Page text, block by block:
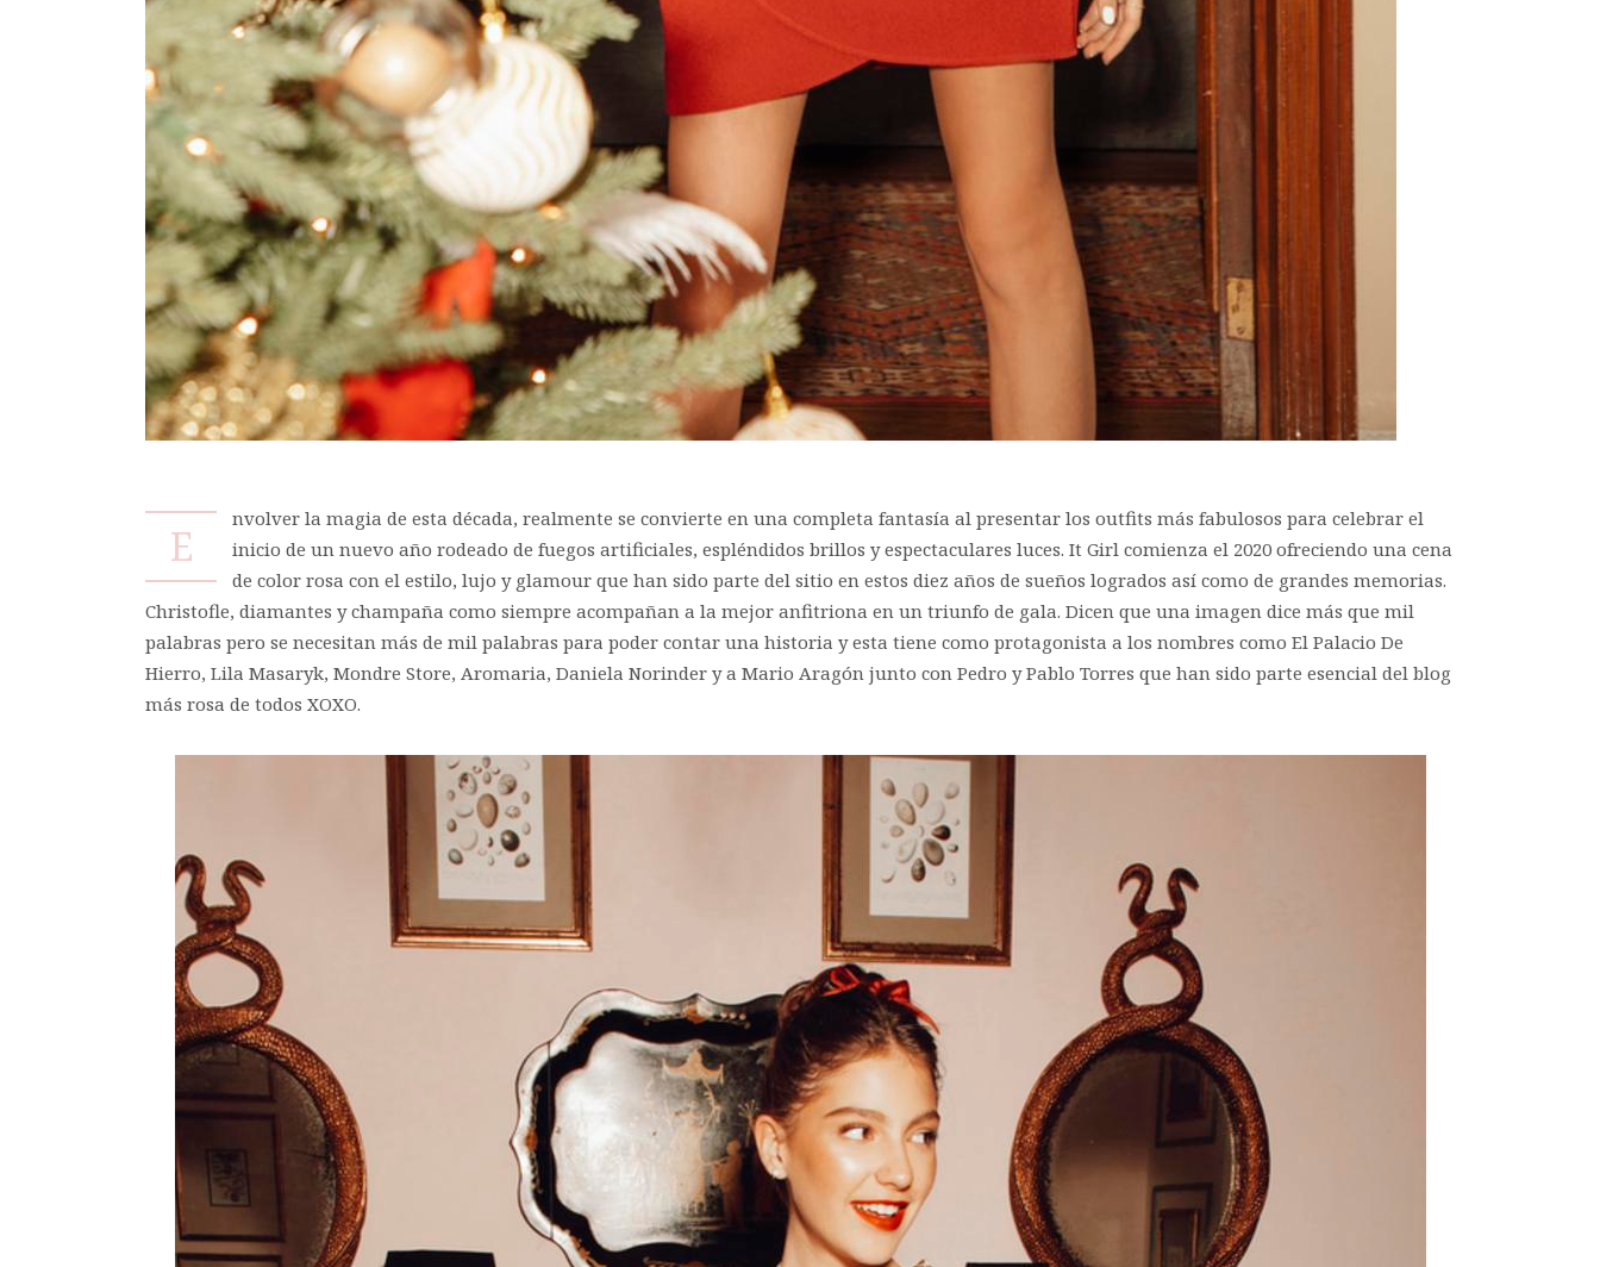
E
​​​​nvolver la magia de esta década, realmente se convierte en una completa fantasía al presentar los outfits más fabulosos para celebrar el
inicio de un nuevo año rodeado de fuegos artificiales, espléndidos brillos y espectaculares luces. It Girl comienza el 2020 ofreciendo una cena
de color rosa con el estilo, lujo y glamour que han sido parte del sitio en estos diez años de sueños logrados así como de grandes memorias.
Christofle, diamantes y champaña como siempre acompañan a la mejor anfitriona en un triunfo de gala. Dicen que una imagen dice más que mil
palabras pero se necesitan más de mil palabras para poder contar una historia y esta tiene como protagonista a los nombres como El Palacio De
Hierro, Lila Masaryk, Mondre Store, Aromaria, Daniela Norinder y a Mario Aragón junto con Pedro y Pablo Torres que han sido parte esencial del blog
más rosa de todos XOXO.